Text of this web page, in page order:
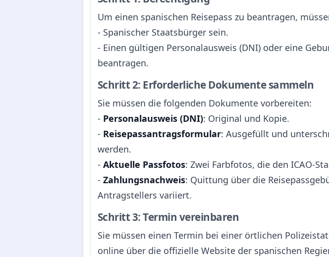
Um einen spanischen Reisepass zu beantragen,
- Spanischer Staatsbürger sein.
- Einen gültigen Personalausweis (DNI) oder eine
beantragen.
Schritt 2: Erforderliche Dokumente sammeln
Sie müssen die folgenden Dokumente vorbereiten:
- Personalausweis (DNI): Original und Kopie.
- Reisepassantragsformular: Ausgefüllt und
werden.
- Aktuelle Passfotos: Zwei Farbfotos, die den ICAO-
- Zahlungsnachweis: Quittung über die
Antragstellers variiert.
Schritt 3: Termin vereinbaren
Sie müssen einen Termin bei einer örtlichen
online über die offizielle Website der spanischen